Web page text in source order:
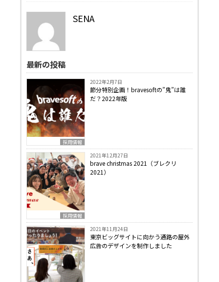
SENA
最新の投稿
採用情報
2022年2月7日
節分特別企画！bravesoftの”鬼”は誰
だ？2022年版
採用情報
2021年12月27日
brave christmas 2021（ブレクリ
2021）
2021年11月24日
東京ビッグサイトに向かう通路の屋外
広告のデザインを制作しました